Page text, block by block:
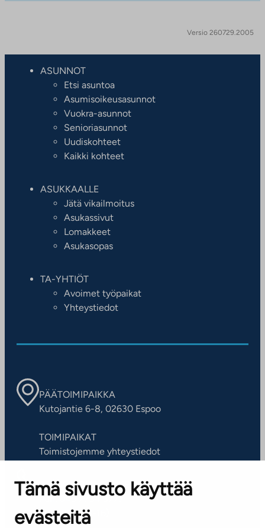
Tämä sivusto käyttää
evästeitä
Versio 260729.2005
ASUNNOT
Etsi asuntoa
Asumisoikeusasunnot
Vuokra-asunnot
Senioriasunnot
Uudiskohteet
Kaikki kohteet
ASUKKAALLE
Jätä vikailmoitus
Asukassivut
Lomakkeet
Asukasopas
TA-YHTIÖT
Avoimet työpaikat
Yhteystiedot
PÄÄTOIMIPAIKKA
Kutojantie 6-8, 02630 Espoo
TOIMIPAIKAT
Toimistojemme yhteystiedot
ASIAKASPALVELUKESKUS
Puh. 045 7734 3777
(arkisin klo 8-16)